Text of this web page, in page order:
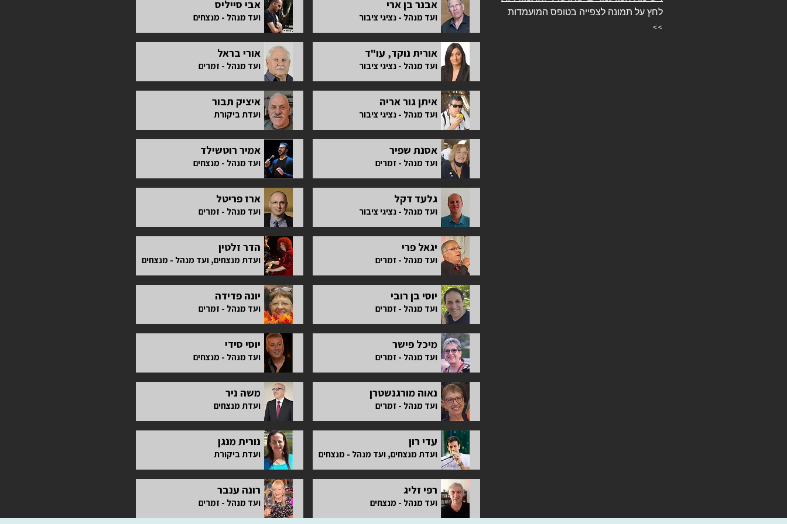
אבי סייליס
ועד מנהל - מנצחים
אורי בראל
ועד מנהל - זמרים
איציק תבור
ועדת ביקורת
אמיר רוטשילד
ועד מנהל - מנצחים
ארז פריטל
ועד מנהל - זמרים
הדר זלטין
ועדת מנצחים, ועד מנהל - מנצחים
יונה פדידה
ועד מנהל - זמרים
יוסי סידי
ועד מנהל - מנצחים
משה ניר
ועדת מנצחים
נורית מנגן
ועדת ביקורת
רונה ענבר
ועד מנהל - זמרים
אבנר בן ארי
ועד מנהל - נציגי ציבור
אורית נוקד, עו"ד
ועד מנהל - נציגי ציבור
איתן גור אריה
ועד מנהל - נציגי ציבור
אסנת שפיר
ועד מנהל - זמרים
גלעד דקל
ועד מנהל - נציגי ציבור
יגאל פרי
ועד מנהל - זמרים
יוסי בן רובי
ועד מנהל - זמרים
מיכל פישר
ועד מנהל - זמרים
נאוה מורגנשטרן
ועד מנהל - זמרים
עדי רון
ועדת מנצחים, ועד מנהל - מנצחים
רפי זליג
ועד מנהל - מנצחים
לחץ על תמונה לצפייה בטופס המועמדות
>>